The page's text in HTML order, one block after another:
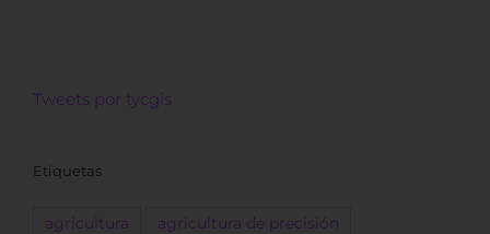
Tweets por tycgis
Etiquetas
agricultura agricultura de precisión